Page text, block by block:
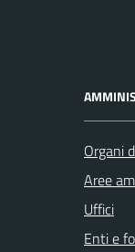
Organi
Aree
Uffici
Enti e